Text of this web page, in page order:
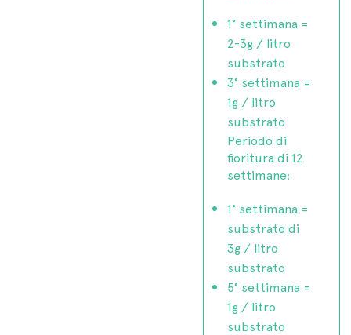
1° settimana =
2-3g / litro
substrato
3° settimana =
1g / litro
substrato
Periodo di
fioritura di 12
settimane:
1° settimana =
substrato di
3g / litro
substrato
5° settimana =
1g / litro
substrato